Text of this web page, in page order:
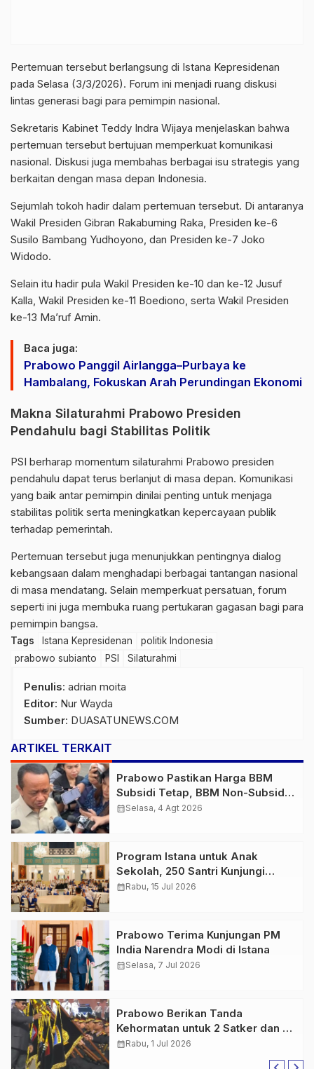
Pertemuan tersebut berlangsung di Istana Kepresidenan
pada Selasa (3/3/2026). Forum ini menjadi ruang diskusi
lintas generasi bagi para pemimpin nasional.
Sekretaris Kabinet Teddy Indra Wijaya menjelaskan bahwa
pertemuan tersebut bertujuan memperkuat komunikasi
nasional. Diskusi juga membahas berbagai isu strategis yang
berkaitan dengan masa depan Indonesia.
Sejumlah tokoh hadir dalam pertemuan tersebut. Di antaranya
Wakil Presiden Gibran Rakabuming Raka, Presiden ke-6
Susilo Bambang Yudhoyono, dan Presiden ke-7 Joko
Widodo.
Selain itu hadir pula Wakil Presiden ke-10 dan ke-12 Jusuf
Kalla, Wakil Presiden ke-11 Boediono, serta Wakil Presiden
ke-13 Ma’ruf Amin.
Baca juga:
Prabowo Panggil Airlangga–Purbaya ke
Hambalang, Fokuskan Arah Perundingan Ekonomi
Makna Silaturahmi Prabowo Presiden
Pendahulu bagi Stabilitas Politik
PSI berharap momentum silaturahmi Prabowo presiden
pendahulu dapat terus berlanjut di masa depan. Komunikasi
yang baik antar pemimpin dinilai penting untuk menjaga
stabilitas politik serta meningkatkan kepercayaan publik
terhadap pemerintah.
Pertemuan tersebut juga menunjukkan pentingnya dialog
kebangsaan dalam menghadapi berbagai tantangan nasional
di masa mendatang. Selain memperkuat persatuan, forum
seperti ini juga membuka ruang pertukaran gagasan bagi para
pemimpin bangsa.
Tags Istana Kepresidenan
politik Indonesia
prabowo subianto
PSI Silaturahmi
Penulis: adrian moita
Editor: Nur Wayda
Sumber: DUASATUNEWS.COM
ARTIKEL TERKAIT
Prabowo Pastikan Harga BBM
Subsidi Tetap, BBM Non-Subsidi
Berpeluang Turun
calendar_monthSelasa, 4 Agt 2026
Program Istana untuk Anak
Sekolah, 250 Santri Kunjungi
Istana
calendar_monthRabu, 15 Jul 2026
Prabowo Terima Kunjungan PM
India Narendra Modi di Istana
calendar_monthSelasa, 7 Jul 2026
Prabowo Berikan Tanda
Kehormatan untuk 2 Satker dan 10
Polda
calendar_monthRabu, 1 Jul 2026